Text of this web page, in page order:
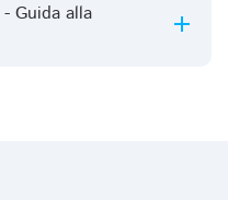
- Guida alla